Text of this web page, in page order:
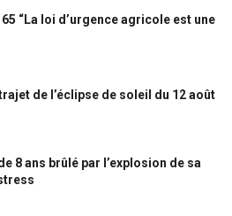
65 “La loi d’urgence agricole est une
de l’éclipse de soleil du 12 août
8 ans brûlé par l’explosion de sa